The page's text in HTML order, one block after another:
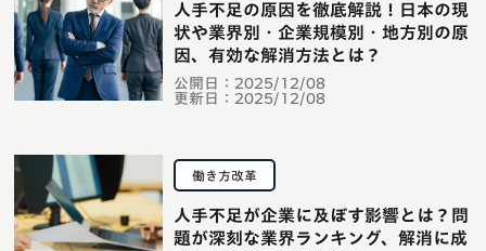
公開日： 2025/12/08
更新日： 2025/12/08
人手不足の原因を徹底解説！日本の現
状や業界別・企業規模別・地方別の原
因、有効な解消方法とは？
働き方改革
人手不足が企業に及ぼす影響とは？問
題が深刻な業界ランキング、解消に成